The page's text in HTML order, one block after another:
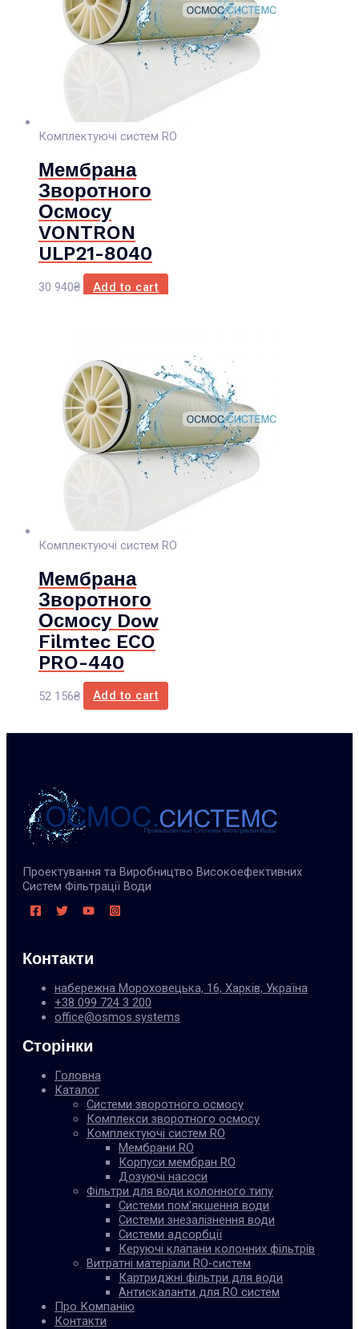
Комплектуючі систем RO
Мембрана
Зворотного
Осмосу
VONTRON
ULP21-8040
30 940₴ Add to cart
Комплектуючі систем RO
Мембрана
Зворотного
Осмосу Dow
Filmtec ECO
PRO-440
52 156₴ Add to cart
Проектування та Виробництво Високоефективних
Систем Фільтрації Води
Контакти
набережна Мороховецька, 16, Харків, Україна
+38 099 724 3 200
office@osmos.systems
Сторінки
Головна
Каталог
Системи зворотного осмосу
Комплекси зворотного осмосу
Комплектуючі систем RO
Мембрани RO
Корпуси мембран RO
Дозуючі насоси
Фільтри для води колонного типу
Системи пом’якшення води
Системи знезалізнення води
Системи адсорбції
Керуючі клапани колонних фільтрів
Витратні матеріали RO-систем
Картриджні фільтри для води
Антискаланти для RO систем
Про Компанію
Контакти